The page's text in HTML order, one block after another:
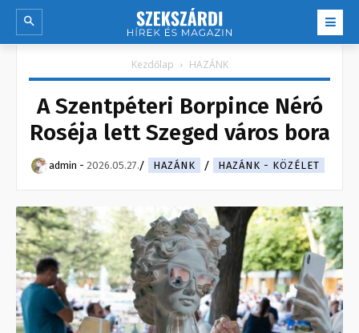
Kezdőlap HAZÁNK
A Szentpéteri Borpince Néró
Roséja lett Szeged város bora
admin - 2026.05.27. HAZÁNK HAZÁNK - KÖZÉLET